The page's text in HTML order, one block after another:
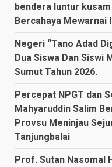
bendera luntur
Bercahaya Mewarnai
Negeri “Tano Adad
Dua Siswa Dan Siswi
Sumut Tahun 2026.
Percepat NPGT dan
Mahyaruddin Salim
Provsu Meninjau
Tanjungbalai
Prof. Sutan Nasomal